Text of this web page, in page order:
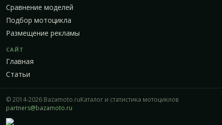
Сравнение моделей
Подбор мотоцикла
Размещение рекламы
САЙТ
Главная
Статьи
© 2014-2026 Bazamoto.ruКаталог и статистика мотоциклов
partners@bazamoto.ru